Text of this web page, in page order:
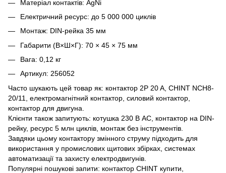
Матеріал контактів: AgNi
Електричний ресурс: до 5 000 000 циклів
Монтаж: DIN-рейка 35 мм
Габарити (В×Ш×Г): 70 × 45 × 75 мм
Вага: 0,12 кг
Артикул: 256052
Часто шукають цей товар як: контактор 2P 20 A, CHINT NCH8-
20/11, електромагнітний контактор, силовий контактор,
контактор для двигуна.
Клієнти також запитують: котушка 230 В AC, контактор на DIN-
рейку, ресурс 5 млн циклів, монтаж без інструментів.
Завдяки цьому контактору змінного струму підходить для
використання у промислових щитових збірках, системах
автоматизації та захисту електродвигунів.
Популярні пошукові запити: контактор CHINT купити,